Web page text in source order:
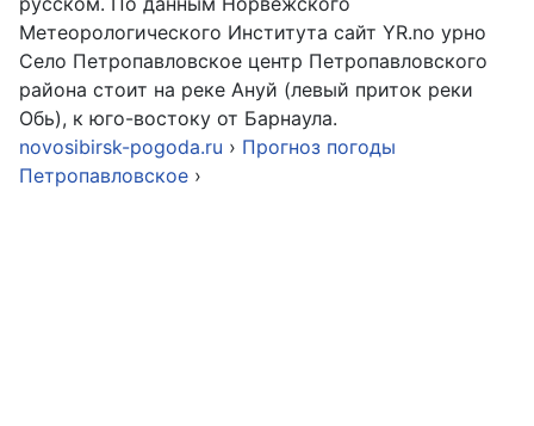
Метеорологического Института сайт YR.no урно
Село Петропавловское центр Петропавловского
района стоит на реке Ануй (левый приток реки
Обь), к юго-востоку от Барнаула.
novosibirsk-pogoda.ru › Прогноз погоды
Петропавловское ›